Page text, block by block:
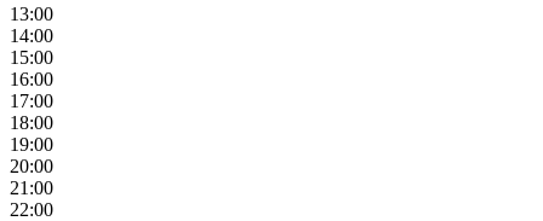
13:00
14:00
15:00
16:00
17:00
18:00
19:00
20:00
21:00
22:00